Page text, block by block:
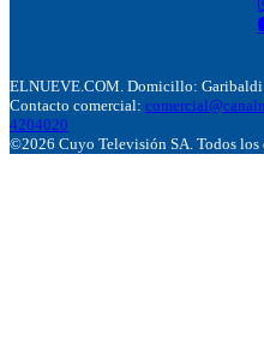
ELNUEVE.COM. Domicillo: Garibaldi
Contacto comercial:
4204020
©2026 Cuyo Televisión SA. Todos los